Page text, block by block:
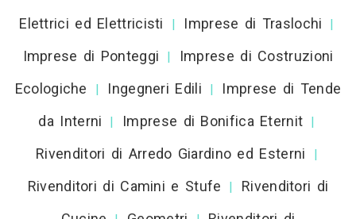
Elettrici ed Elettricisti
| Imprese di Traslochi |
Imprese di Ponteggi |
Imprese di Costruzioni
Ecologiche
| Ingegneri Edili |
Imprese di Tende
da Interni
| Imprese di Bonifica Eternit |
Rivenditori di Arredo Giardino ed Esterni |
Rivenditori di Camini e Stufe |
Rivenditori di